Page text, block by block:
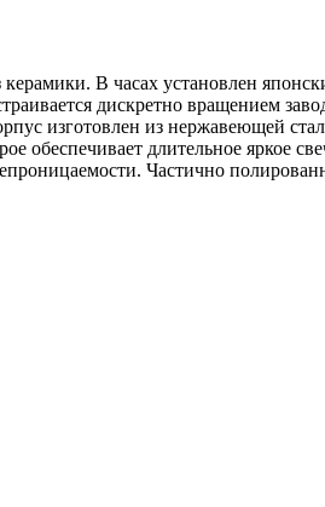
В часах установлен
дискретно вращением
изготовлен из нержавеющей
длительное яркое
Частично